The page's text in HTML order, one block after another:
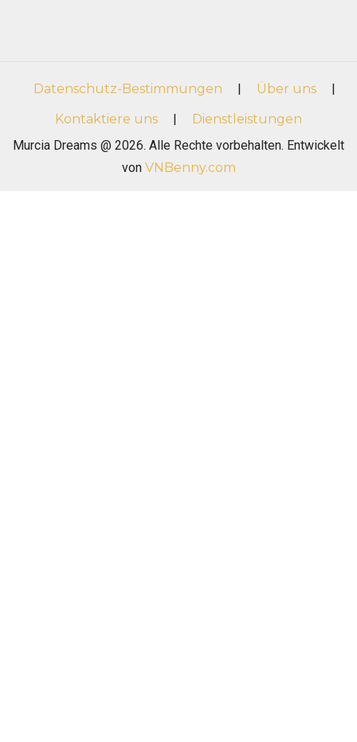
Datenschutz-Bestimmungen | Über uns
|
Kontaktiere uns
|
Dienstleistungen
Murcia Dreams @ 2026. Alle Rechte vorbehalten. Entwickelt
von VNBenny.com